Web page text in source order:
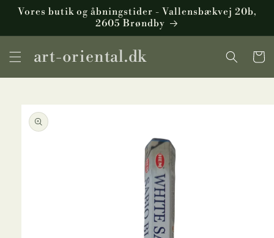
Gå til
Vores butik og åbningstider - Vallensbækvej 20b,
2605 Brøndby
art-oriental.dk